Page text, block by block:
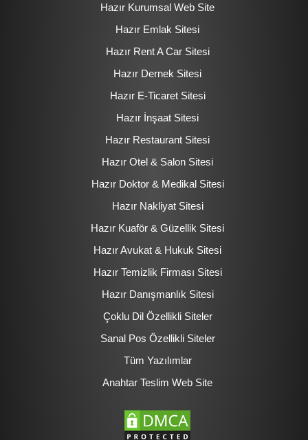
Hazır Kurumsal Web Site
Hazır Emlak Sitesi
Hazır Rent A Car Sitesi
Hazır Dernek Sitesi
Hazır E-Ticaret Sitesi
Hazır İnşaat Sitesi
Hazır Restaurant Sitesi
Hazır Otel & Salon Sitesi
Hazır Doktor & Medikal Sitesi
Hazır Nakliyat Sitesi
Hazır Kuaför & Güzellik Sitesi
Hazır Avukat & Hukuk Sitesi
Hazır Temizlik Firması Sitesi
Hazır Danışmanlık Sitesi
Çoklu Dil Özellikli Siteler
Sanal Pos Özellikli Siteler
Tüm Yazılımlar
Anahtar Teslim Web Site